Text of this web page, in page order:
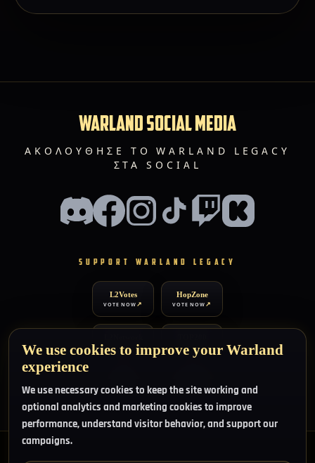
WARLAND SOCIAL MEDIA
ΑΚΟΛΟΎΘΗΣΕ ΤΟ WARLAND LEGACY
ΣΤΑ SOCIAL
SUPPORT WARLAND LEGACY
L2Votes
VOTE NOW
HopZone
VOTE NOW
VOTE NOW VOTE NOW
VOTE NOW VOTE NOW
We use cookies to improve your Warland
experience
We use necessary cookies to keep the site working and
optional analytics and marketing cookies to improve
performance, understand visitor behavior, and support our
campaigns.